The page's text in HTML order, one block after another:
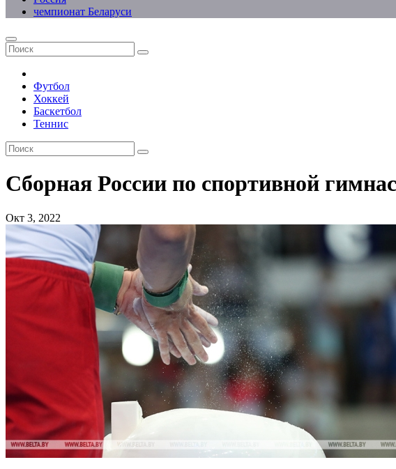
чемпионат Беларуси
Футбол
Хоккей
Баскетбол
Теннис
Сборная России по спортивной
Окт 3, 2022